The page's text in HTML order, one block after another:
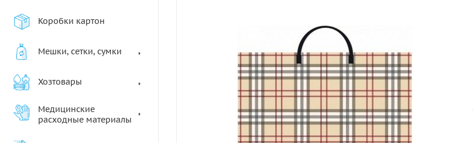
Коробки картон
Мешки, сетки, сумки
Хозтовары
Медицинские
расходные материалы